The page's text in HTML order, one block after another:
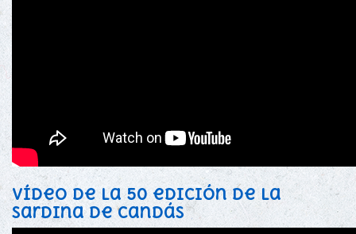
Vídeo de la 50 edición de la
sardina de candás